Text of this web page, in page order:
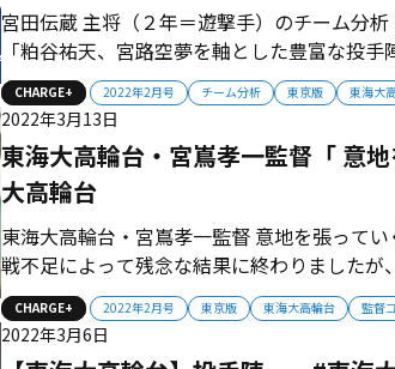
CHARGE+ 2022年2月号 チーム分析 東京版 東海大
宮田伝蔵 主将（２年＝遊撃手）のチーム分
「粕谷祐天、宮路空夢を軸とした豊富な投
足りずに予選敗退となりました。この冬はス
成形をイメージしていきたい。攻守の歯車が
武器。自分たちの力を信じて夏の甲子園出場
CHARGE+ 2022年2月号 東京版 東海大高輪台 監督
東海大高輪台・宮嶌孝一監督「 意
大高輪台
2022年3月13日
東海大高輪台・宮嶌孝一監督 意地を張って
戦不足によって残念な結果に終わりましたが
シャルがあると感じています。この代は素直
ちが揃っています。意地を張っていくことで
えています」 【監督プロフィール】1979年東...
2022年3月6日